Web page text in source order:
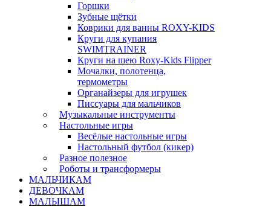
Горшки
Зубные щётки
Коврики для ванны ROXY-KIDS
Круги для купания
SWIMTRAINER
Круги на шею Roxy-Kids Flipper
Мочалки, полотенца,
термометры
Органайзеры для игрушек
Писсуары для мальчиков
Музыкальные инструменты
Настольные игры
Весёлые настольные игры
Настольный футбол (кикер)
Разное полезное
Роботы и трансформеры
МАЛЬЧИКАМ
ДЕВОЧКАМ
МАЛЫШАМ